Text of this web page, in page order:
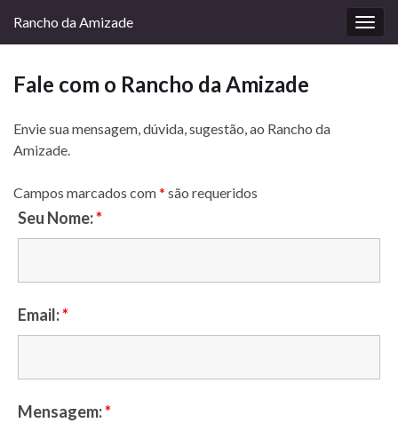
Rancho da Amizade
Fale com o Rancho da Amizade
Envie sua mensagem, dúvida, sugestão, ao Rancho da
Amizade.
Campos marcados com* são requeridos
Seu Nome:*
Email:*
Mensagem:*